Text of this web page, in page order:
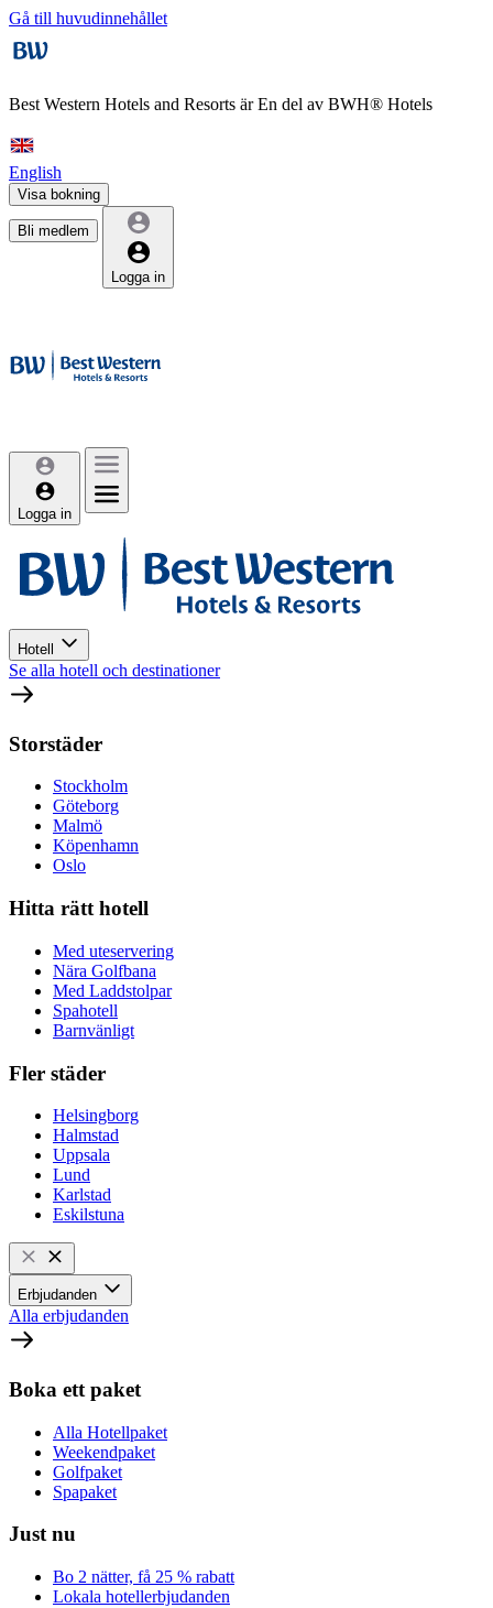
Gå till huvudinnehållet
Best Western Hotels and Resorts ärEn del av BWH® Hotels
English
Visa bokning
Bli medlem
Logga in
Logga in
Hotell
Se alla hotell och destinationer
Storstäder
Stockholm
Göteborg
Malmö
Köpenhamn
Oslo
Hitta rätt hotell
Med uteservering
Nära Golfbana
Med Laddstolpar
Spahotell
Barnvänligt
Fler städer
Helsingborg
Halmstad
Uppsala
Lund
Karlstad
Eskilstuna
Erbjudanden
Alla erbjudanden
Boka ett paket
Alla Hotellpaket
Weekendpaket
Golfpaket
Spapaket
Just nu
Bo 2 nätter, få 25 % rabatt
Lokala hotellerbjudanden